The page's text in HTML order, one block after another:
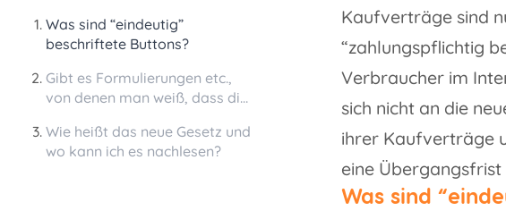
Was sind “eindeutig”
beschriftete Buttons?
Gibt es Formulierungen etc.,
von denen man weiß, dass die
Wie heißt das neue Gesetz und
wo kann ich es nachlesen?
Kaufverträge sind
“zahlungspflichtig
Verbraucher im
sich nicht an die
ihrer Kaufverträge
eine
Was sind